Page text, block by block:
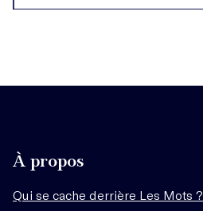
À propos
Qui se cache derrière Les Mots ?